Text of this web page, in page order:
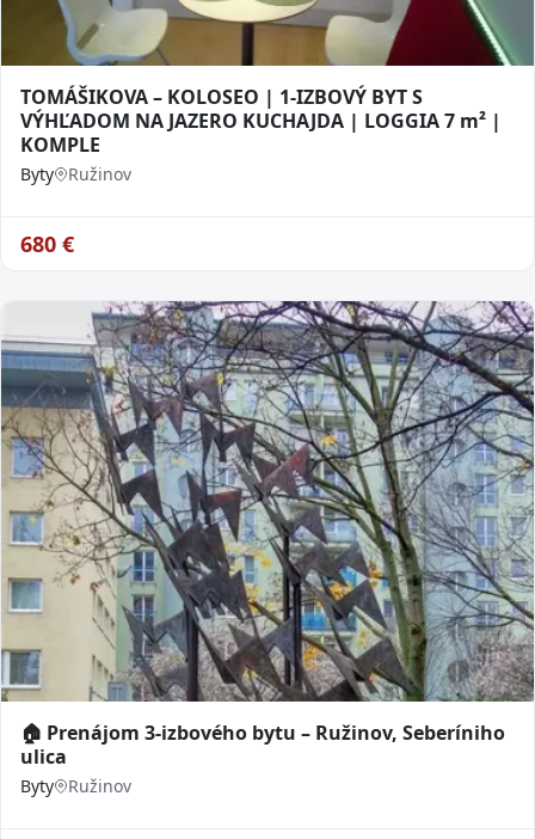
TOMÁŠIKOVA – KOLOSEO | 1-IZBOVÝ BYT S
VÝHĽADOM NA JAZERO KUCHAJDA | LOGGIA 7 m² |
KOMPLE
Byty Ružinov
680 €
🏠 Prenájom 3-izbového bytu – Ružinov, Seberíniho
ulica
Byty Ružinov